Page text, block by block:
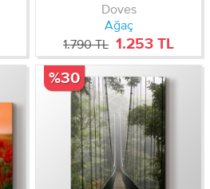
Doves
Ağaç
1.790 TL 1.253 TL
%30